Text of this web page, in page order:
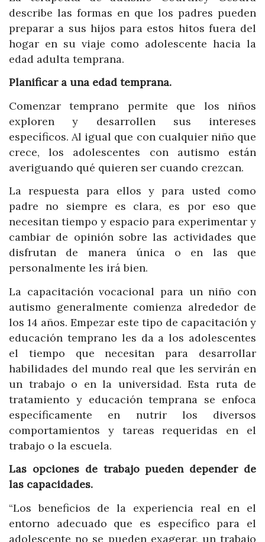
describe las formas en que los padres pueden
preparar a sus hijos para estos hitos fuera del
hogar en su viaje como adolescente hacia la
edad adulta temprana.
Planificar a una edad temprana.
Comenzar temprano permite que los niños
exploren y desarrollen sus intereses
específicos. Al igual que con cualquier niño que
crece, los adolescentes con autismo están
averiguando qué quieren ser cuando crezcan.
La respuesta para ellos y para usted como
padre no siempre es clara, es por eso que
necesitan tiempo y espacio para experimentar y
cambiar de opinión sobre las actividades que
disfrutan de manera única o en las que
personalmente les irá bien.
La capacitación vocacional para un niño con
autismo generalmente comienza alrededor de
los 14 años. Empezar este tipo de capacitación y
educación temprano les da a los adolescentes
el tiempo que necesitan para desarrollar
habilidades del mundo real que les servirán en
un trabajo o en la universidad. Esta ruta de
tratamiento y educación temprana se enfoca
específicamente en nutrir los diversos
comportamientos y tareas requeridas en el
trabajo o la escuela.
Las opciones de trabajo pueden depender de
las capacidades.
“Los beneficios de la experiencia real en el
entorno adecuado que es específico para el
adolescente no se pueden exagerar, un trabajo